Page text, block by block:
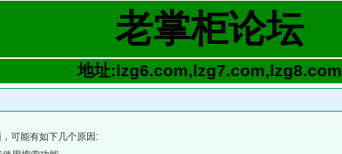
老掌柜论坛
地址:lzg6.com,lzg7.com,lzg8.com
可能有如下几个原因: